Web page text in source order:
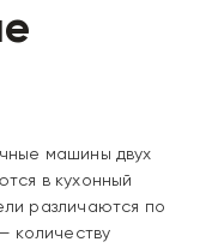
машины двух
в кухонный
различаются по
количеству